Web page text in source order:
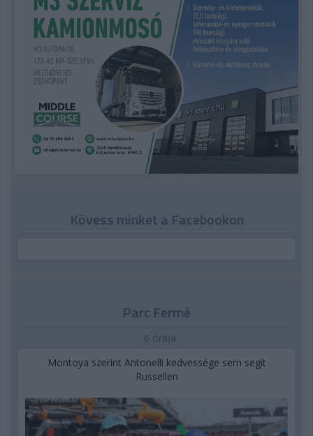
Kövess minket a Facebookon
Parc Fermé
6 órája
Montoya szerint Antonelli kedvessége sem segít
Russellen